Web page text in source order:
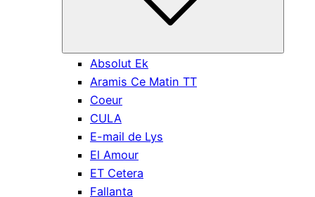
Absolut Ek
Aramis Ce Matin TT
Coeur
CULA
E-mail de Lys
El Amour
ET Cetera
Fallanta